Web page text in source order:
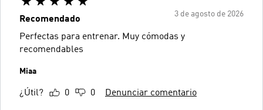
3 de agosto de 2026
Recomendado
Perfectas para entrenar. Muy cómodas y
recomendables
Miaa
¿Útil? 0 0 Denunciar comentario